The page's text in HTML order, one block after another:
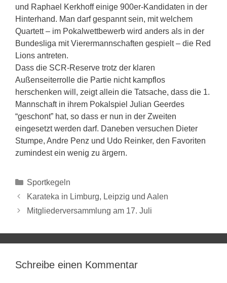
und Raphael Kerkhoff einige 900er-Kandidaten in der
Hinterhand. Man darf gespannt sein, mit welchem
Quartett – im Pokalwettbewerb wird anders als in der
Bundesliga mit Vierermannschaften gespielt – die Red
Lions antreten.
Dass die SCR-Reserve trotz der klaren
Außenseiterrolle die Partie nicht kampflos
herschenken will, zeigt allein die Tatsache, dass die 1.
Mannschaft in ihrem Pokalspiel Julian Geerdes
“geschont” hat, so dass er nun in der Zweiten
eingesetzt werden darf. Daneben versuchen Dieter
Stumpe, Andre Penz und Udo Reinker, den Favoriten
zumindest ein wenig zu ärgern.
Sportkegeln
Karateka in Limburg, Leipzig und Aalen
Mitgliederversammlung am 17. Juli
Schreibe einen Kommentar